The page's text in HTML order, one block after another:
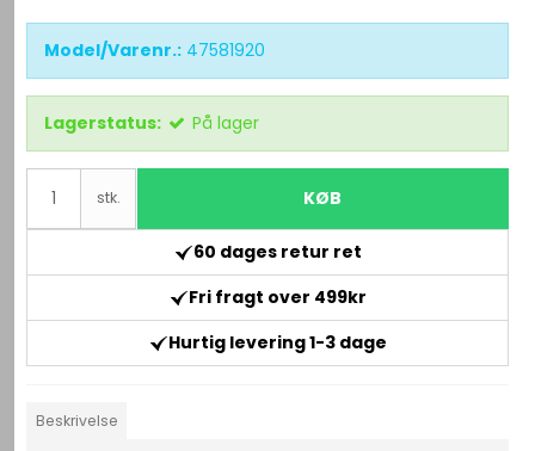
Model/Varenr.: 47581920
Lagerstatus: På lager
stk. KØB
60 dages retur ret
Fri fragt over 499kr
Hurtig levering 1-3 dage
Beskrivelse